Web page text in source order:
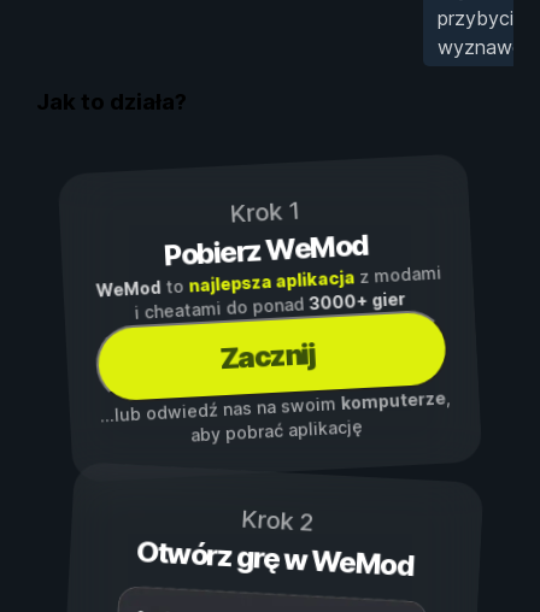
przybycia
Jak to działa?
Krok 1
Pobierz WeMod
WeModto najlepsza aplikacjaz modami
i cheatami do ponad3000+ gier
Zacznij
...lub odwiedź nas na swoim komputerze,
aby pobrać aplikację
Krok 2
Otwórz grę w WeMod